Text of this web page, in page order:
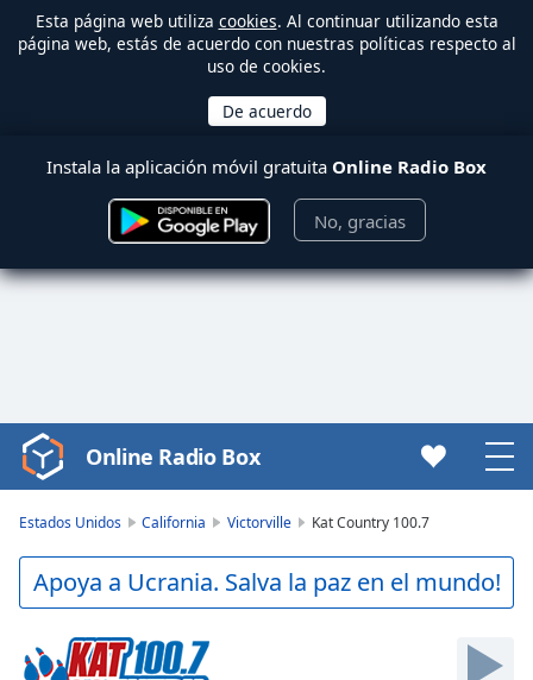
Esta página web utiliza cookies. Al continuar utilizando esta
página web, estás de acuerdo con nuestras políticas respecto al
uso de cookies.
Instala la aplicación móvil gratuita Online Radio Box
No, gracias
Video
Player
Play
Video
Skip
Backward
Online Radio Box
Estados Unidos California Victorville Kat Country 100.7
Apoya a Ucrania. Salva la paz en el mundo!